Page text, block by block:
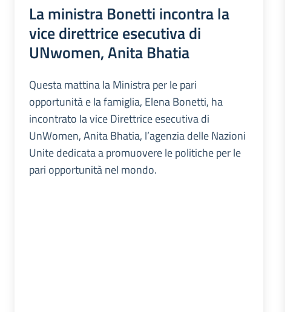
La ministra Bonetti incontra la
vice direttrice esecutiva di
UNwomen, Anita Bhatia
Questa mattina la Ministra per le pari
opportunità e la famiglia, Elena Bonetti, ha
incontrato la vice Direttrice esecutiva di
UnWomen, Anita Bhatia, l’agenzia delle Nazioni
Unite dedicata a promuovere le politiche per le
pari opportunità nel mondo.